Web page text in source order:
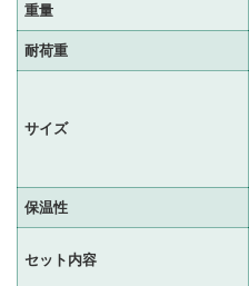
重量
耐荷重
サイズ
保温性
セット内容